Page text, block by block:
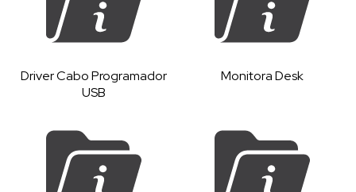
Driver Cabo Programador
USB
Monitora Desk